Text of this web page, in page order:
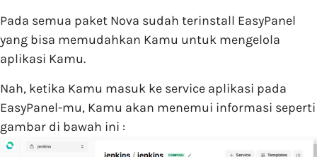
Pada semua paket Nova sudah terinstall EasyPanel
yang bisa memudahkan Kamu untuk mengelola
aplikasi Kamu.
Nah, ketika Kamu masuk ke service aplikasi pada
EasyPanel-mu, Kamu akan menemui informasi seperti
gambar di bawah ini :